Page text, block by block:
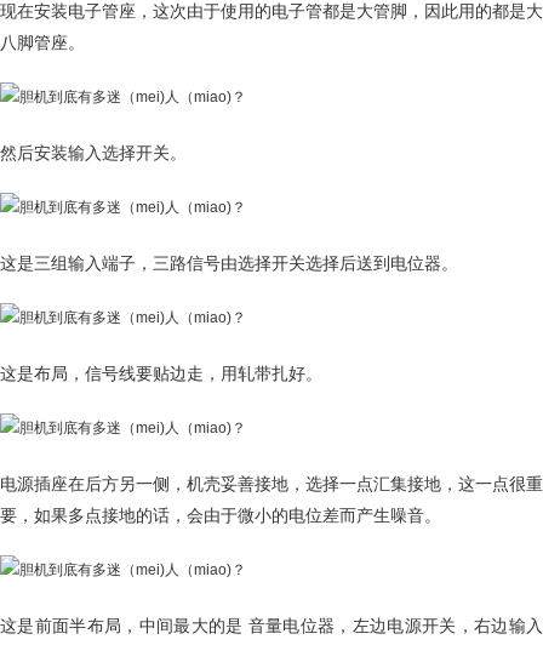
现在安装电子管座，这次由于使用的电子管都是大管脚，因此用的都是大
八脚管座。
然后安装输入选择开关。
这是三组输入端子，三路信号由选择开关选择后送到电位器。
这是布局，信号线要贴边走，用轧带扎好。
电源插座在后方另一侧，机壳妥善接地，选择一点汇集接地，这一点很重
要，如果多点接地的话，会由于微小的电位差而产生噪音。
这是前面半布局，中间最大的是 音量电位器，左边电源开关，右边输入